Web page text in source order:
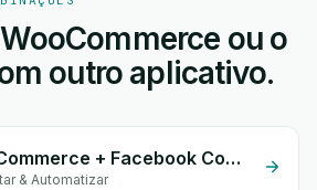
ou o
outro aplicativo.
WooCommerce + Facebook Comments
& Automatizar